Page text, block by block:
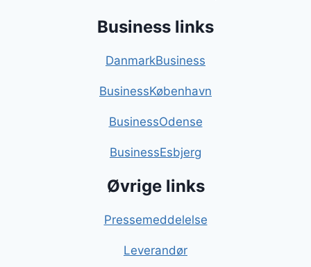
Business links
DanmarkBusiness
BusinessKøbenhavn
BusinessOdense
BusinessEsbjerg
Øvrige links
Pressemeddelelse
Leverandør